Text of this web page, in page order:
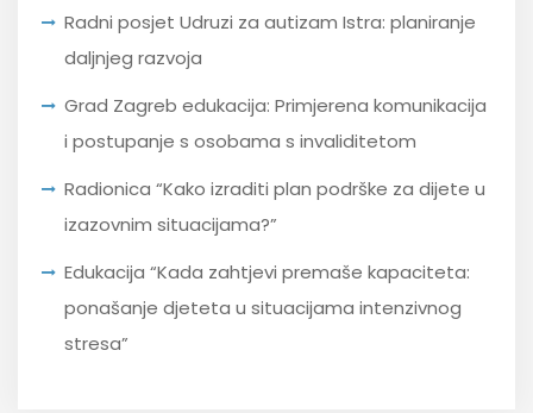
Radni posjet Udruzi za autizam Istra: planiranje
daljnjeg razvoja
Grad Zagreb edukacija: Primjerena komunikacija
i postupanje s osobama s invaliditetom
Radionica “Kako izraditi plan podrške za dijete u
izazovnim situacijama?”
Edukacija “Kada zahtjevi premaše kapaciteta:
ponašanje djeteta u situacijama intenzivnog
stresa”